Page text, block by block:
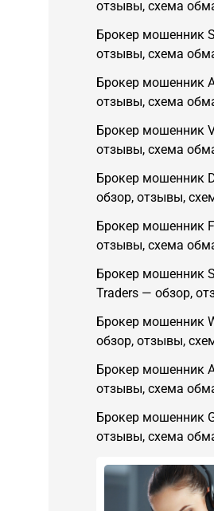
отзывы, схема
Брокер мошенник
отзывы, схема
Брокер мошенник
отзывы, схема
Брокер мошенник
отзывы, схема
Брокер мошенник
обзор, отзывы,
Брокер мошенник
отзывы, схема
Брокер мошенник
Traders — обзор,
Брокер мошенник
обзор, отзывы,
Брокер мошенник
отзывы, схема
Брокер мошенник
отзывы, схема